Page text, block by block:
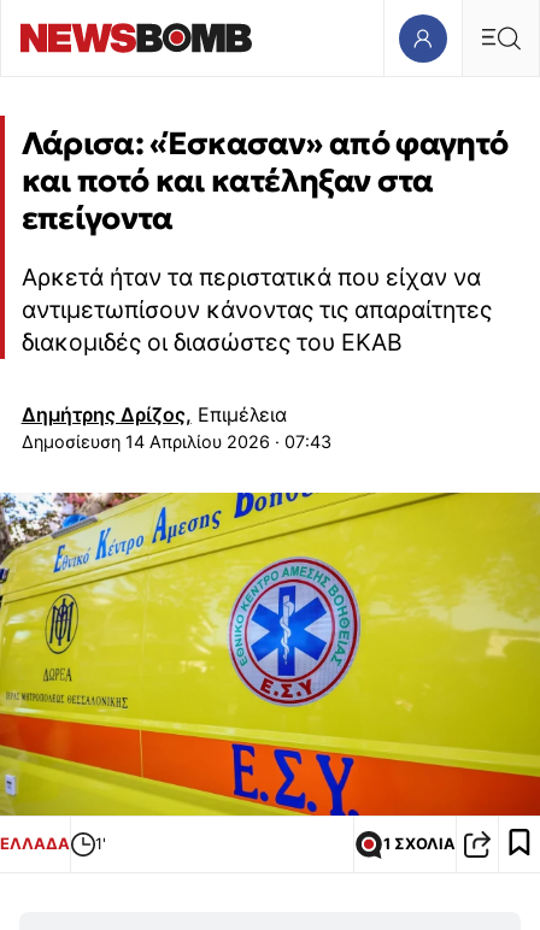
Λάρισα: «Έσκασαν» από φαγητό
και ποτό και κατέληξαν στα
επείγοντα
Αρκετά ήταν τα περιστατικά που είχαν να
αντιμετωπίσουν κάνοντας τις απαραίτητες
διακομιδές οι διασώστες του ΕΚΑΒ
Δημήτρης Δρίζος, Επιμέλεια
14 Απριλίου 2026 · 07:43
ΕΛΛΑΔΑ 1' 1 ΣΧΟΛΙΑ